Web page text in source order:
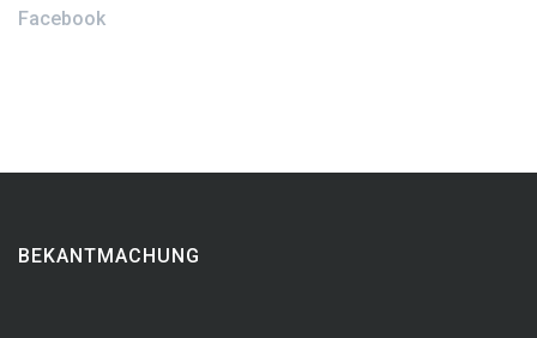
Facebook
BEKANTMACHUNG